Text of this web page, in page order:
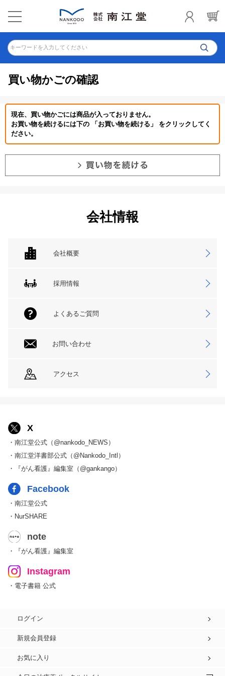
キーワードを入力してください
買い物かごの確認
現在、買い物かごには商品が入っておりません。
お買い物を続けるには下の 「お買い物を続ける」 をクリックしてく
ださい。
会社情報
会社概要
採用情報
よくあるご質問
お問い合わせ
アクセス
X
・南江堂公式（@nankodo_NEWS）
・南江堂洋書部公式（@Nankodo_Intl）
・『がん看護』編集室（@gankango）
Facebook
・南江堂公式
・NurSHARE
note
・『がん看護』編集室
Instagram
・電子書籍 公式
ログイン
新規会員登録
お気に入り